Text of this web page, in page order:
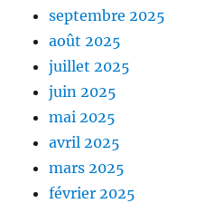
septembre 2025
août 2025
juillet 2025
juin 2025
mai 2025
avril 2025
mars 2025
février 2025